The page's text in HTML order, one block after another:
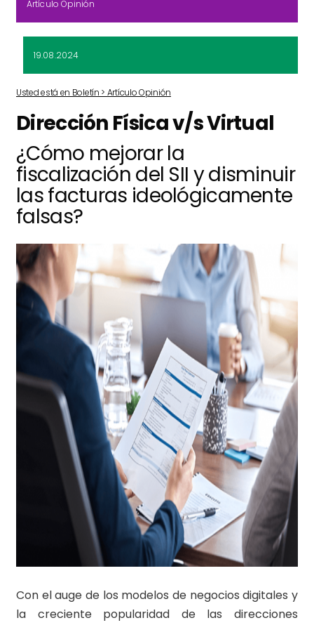
Artículo Opinión
19.08.2024
Usted está en Boletín > Artículo Opinión
Dirección Física v/s Virtual
¿Cómo mejorar la
fiscalización del SII y disminuir
las facturas ideológicamente
falsas?
Con el auge de los modelos de negocios digitales y
la creciente popularidad de las direcciones